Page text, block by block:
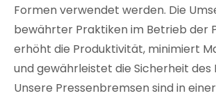
Formen verwendet werden. Die
bewährter Praktiken im Betrieb der
erhöht die Produktivität, minimiert
und gewährleistet die Sicherheit des
Unsere Pressenbremsen sind in